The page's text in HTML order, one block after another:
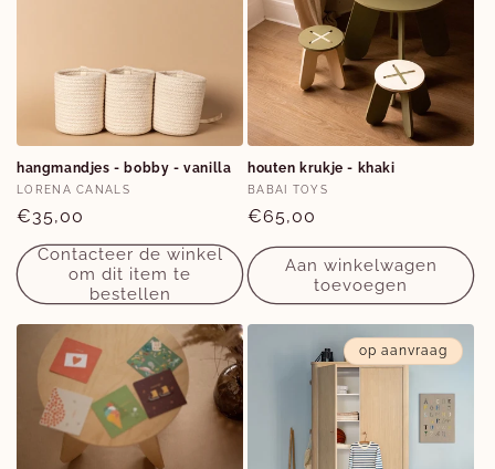
hangmandjes - bobby - vanilla
Verkoper:
LORENA CANALS
Normale
prijs
€35,00
Contacteer de winkel
om dit item te
bestellen
houten krukje - khaki
Verkoper:
BABAI TOYS
Normale
prijs
€65,00
Aan winkelwagen
toevoegen
op aanvraag